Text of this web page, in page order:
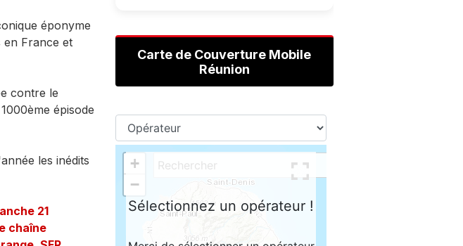
éponyme
en France et
contre le
épisode
les inédits
21
chaîne
Carte de Couverture Mobile
Réunion